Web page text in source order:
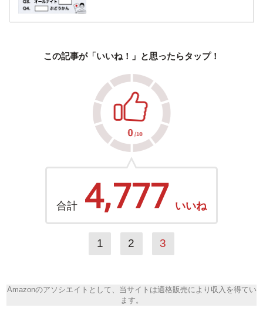
この記事が「いいね！」と思ったらタップ！
合計 4,777 いいね
1 2 3
Amazonのアソシエイトとして、当サイトは適格販売により収入を得てい
ます。